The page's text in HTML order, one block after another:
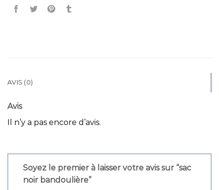
AVIS (0)
Avis
Il n’y a pas encore d’avis.
Soyez le premier à laisser votre avis sur “sac
noir bandoulière”